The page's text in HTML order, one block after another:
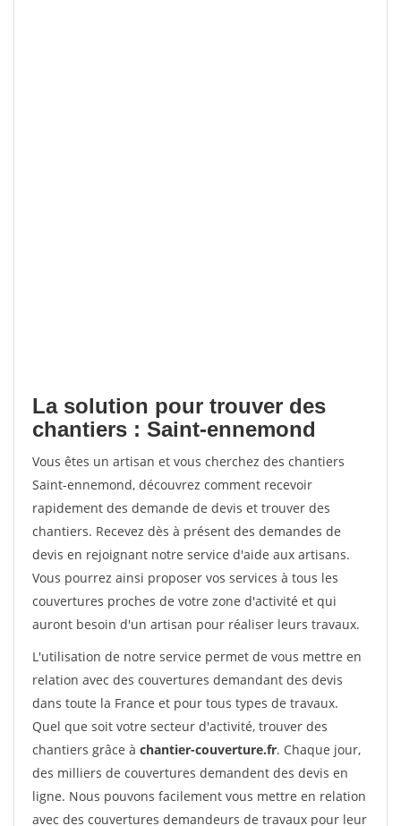
La solution pour trouver des
chantiers : Saint-ennemond
Vous êtes un artisan et vous cherchez des chantiers
Saint-ennemond, découvrez comment recevoir
rapidement des demande de devis et trouver des
chantiers. Recevez dès à présent des demandes de
devis en rejoignant notre service d'aide aux artisans.
Vous pourrez ainsi proposer vos services à tous les
couvertures proches de votre zone d'activité et qui
auront besoin d'un artisan pour réaliser leurs travaux.
L'utilisation de notre service permet de vous mettre en
relation avec des couvertures demandant des devis
dans toute la France et pour tous types de travaux.
Quel que soit votre secteur d'activité, trouver des
chantiers grâce à chantier-couverture.fr. Chaque jour,
des milliers de couvertures demandent des devis en
ligne. Nous pouvons facilement vous mettre en relation
avec des couvertures demandeurs de travaux pour leur